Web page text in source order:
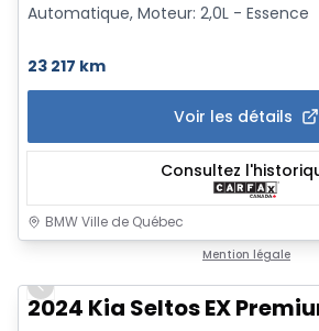
Automatique, Moteur: 2,0L - Essence
23 217 km
Voir les détails
Consultez
BMW Ville de Québec
Mention légale
Previous slide
2024 Kia Seltos EX